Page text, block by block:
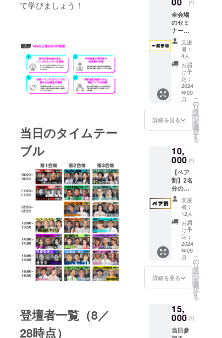
て学びましょう！
当日のタイムテー
ブル
登壇者一覧（8／
28時点）
連絡方
法：詳
細は
メール
でご連
絡いた
します
※当日、
対象書
籍をお
持ちの
上お越
しくだ
さい ※
会場ま
は各自
でご負
担くだ
さい ️対
象書籍️
・120歳
まで生
きたい
ので、
最先端
医療を
取材し
てみた
・健康
の結論
リ菌や
ばい ・
い技術
・糖尿
病が怖
いの
ン）に
参加可
能で
す。 ・
日時：
2024年
9月14日
（土曜
日）
10:00-
17:00
・場
所：東
京ビッ
グサイ
法：詳
細は
メール
でご連
絡いた
します
※会場ま
での交
通費や
滞在費
は各自
でご負
担くだ
さい
円
全会場
のセミ
ナー
（全21
セッ
ショ
ン）に
参加可
能な
コース
です！
・日
時：
2024年
9月14日
（土曜
10:00-
17:00
・場
所：東
京ビッ
グサイ
ト 会
議棟 ・
連絡方
法：詳
細は
メール
でご連
絡いた
します
※会場ま
での交
でご負
担くだ
さい
支援
者：
4人
お届
け予
定：
2024
年09
月
詳細を見る
こ
の
リ
タ
ー
ン
を
選
択
す
る
10,
000 円
【ペア
割】2名
分のチ
ケット
が含ま
れた大
変お得
なコー
スで
す！ 全
会場の
セミ
ナー
（全21
セッ
ショ
参加可
能で
す。 ・
日時：
支援
者：
12人
お届
け予
定：
2024
年09
月
詳細を見る
こ
の
リ
タ
ー
ン
を
選
択
す
る
15,
000 円
当日参